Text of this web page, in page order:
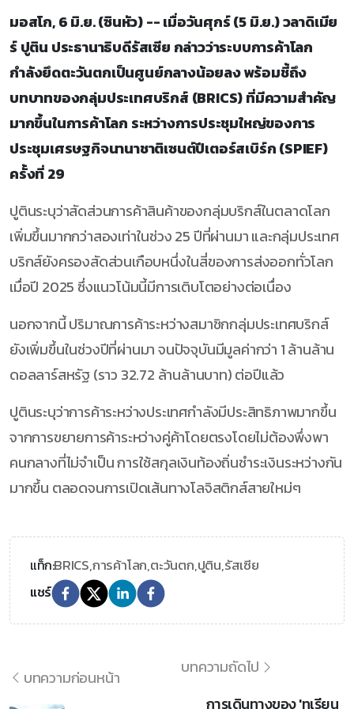
มอสโก, 6 มิ.ย. (ซินหัว) -- เมื่อวันศุกร์ (5 มิ.ย.) วลาดิเมีย
ร์ ปูติน ประธานาธิบดีรัสเซีย กล่าวว่าระบบการค้าโลก
กำลังยึดตะวันตกเป็นศูนย์กลางน้อยลง พร้อมชี้ถึง
บทบาทของกลุ่มประเทศบริกส์ (BRICS) ที่มีความสำคัญ
มากขึ้นในการค้าโลก ระหว่างการประชุมใหญ่ของการ
ประชุมเศรษฐกิจนานาชาติเซนต์ปีเตอร์สเบิร์ก (SPIEF)
ครั้งที่ 29
ปูตินระบุว่าสัดส่วนการค้าสินค้าของกลุ่มบริกส์ในตลาดโลก
เพิ่มขึ้นมากกว่าสองเท่าในช่วง 25 ปีที่ผ่านมา และกลุ่มประเทศ
บริกส์ยังครองสัดส่วนเกือบหนึ่งในสี่ของการส่งออกทั่วโลก
เมื่อปี 2025 ซึ่งแนวโน้มนี้มีการเติบโตอย่างต่อเนื่อง
นอกจากนี้ ปริมาณการค้าระหว่างสมาชิกกลุ่มประเทศบริกส์
ยังเพิ่มขึ้นในช่วงปีที่ผ่านมา จนปัจจุบันมีมูลค่ากว่า 1 ล้านล้าน
ดอลลาร์สหรัฐ (ราว 32.72 ล้านล้านบาท) ต่อปีแล้ว
ปูตินระบุว่าการค้าระหว่างประเทศกำลังมีประสิทธิภาพมากขึ้น
จากการขยายการค้าระหว่างคู่ค้าโดยตรงโดยไม่ต้องพึ่งพา
คนกลางที่ไม่จำเป็น การใช้สกุลเงินท้องถิ่นชำระเงินระหว่างกัน
มากขึ้น ตลอดจนการเปิดเส้นทางโลจิสติกส์สายใหม่ๆ
แท็ก:BRICS,การค้าโลก,ตะวันตก,ปูติน,รัสเซีย
แชร์
บทความก่อนหน้า
บทความถัดไป
การเดินทางของ 'ทุเรียน